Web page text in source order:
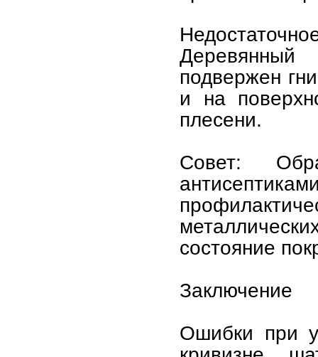
подвержен
и на
плесени.
Совет:
состояние
Заключение
Ошибки при